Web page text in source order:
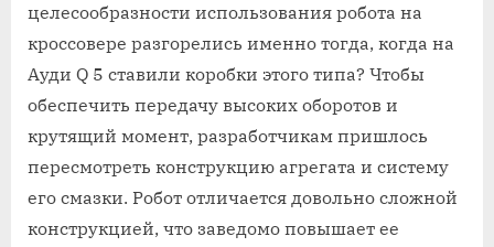
целесообразности использования робота на
кроссовере разгорелись именно тогда, когда на
Ауди Q 5 ставили коробки этого типа? Чтобы
обеспечить передачу высоких оборотов и
крутящий момент, разработчикам пришлось
пересмотреть конструкцию агрегата и систему
его смазки. Робот отличается довольно сложной
конструкцией, что заведомо повышает ее